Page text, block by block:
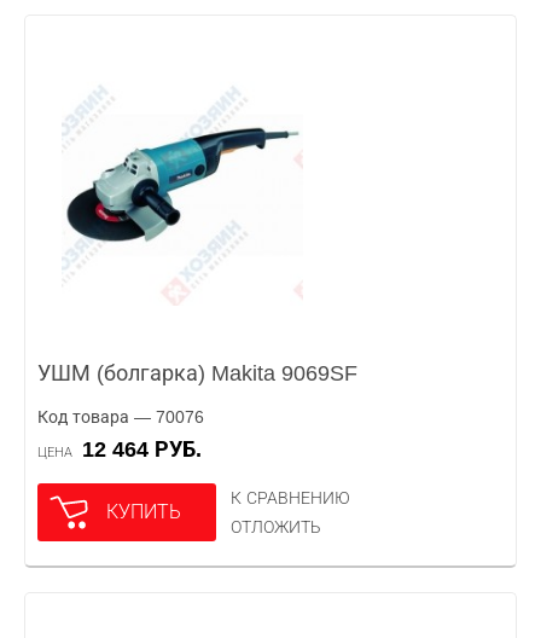
УШМ (болгарка) Makita 9069SF
Код товара — 70076
ЦЕНА 12 464 РУБ.
КУПИТЬ
К СРАВНЕНИЮ
ОТЛОЖИТЬ